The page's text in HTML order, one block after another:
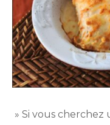
» Si vous